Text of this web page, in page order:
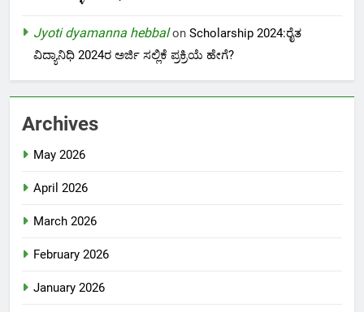
Jyoti dyamanna hebbalon Scholarship 2024:ರೈತ
ವಿದ್ಯಾನಿಧಿ 2024ರ ಅರ್ಜಿ ಸಲ್ಲಿಕೆ ಪ್ರಕ್ರಿಯೆ ಹೇಗೆ?
Archives
May 2026
April 2026
March 2026
February 2026
January 2026